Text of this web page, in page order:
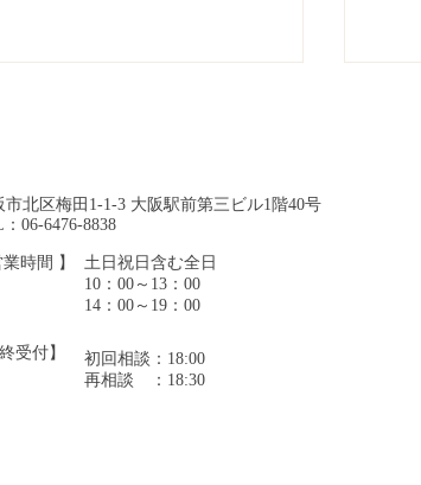
【8月開始】木曜日の漢方相
員について
市北区梅田1-1-3 大阪駅前第三ビル1階40号
06-6476-8838
業時間 】
​土日祝日含む全日
10：00～13：00
14：00～19：00
受付】
初回相談：18:00
​再相談 ：18:30